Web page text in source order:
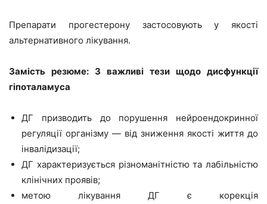
Препарати прогестерону застосовують у якості
альтернативного лікування.
Замість резюме: 3 важливі тези щодо дисфункції
гіпоталамуса
ДГ призводить до порушення нейроендокринної
регуляції організму — від зниження якості життя до
інвалідизації;
ДГ характеризується різноманітністю та лабільністю
клінічних проявів;
метою лікування ДГ є корекція